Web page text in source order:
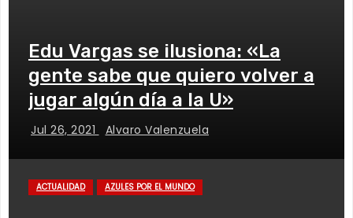
Edu Vargas se ilusiona: «La
gente sabe que quiero volver a
jugar algún día a la U»
Jul 26, 2021 Alvaro Valenzuela
ACTUALIDAD AZULES POR EL MUNDO